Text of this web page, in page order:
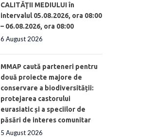
CALITĂŢII MEDIULUI în
intervalul 05.08.2026, ora 08:00
– 06.08.2026, ora 08:00
6 August 2026
MMAP caută parteneri pentru
două proiecte majore de
conservare a biodiversității:
protejarea castorului
eurasiatic și a speciilor de
păsări de interes comunitar
5 August 2026